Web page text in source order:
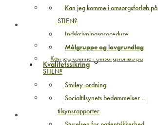
Kan jeg komme i omsorgsforløb på
STIEN?
Indskrivningsprocedure
Målgruppe og lovgrundlag
Kvalitetssikring
Smiley-ordning
Socialtilsynets bedømmelser –
tilsynsrapporter
Familiekursus
Omsorgstilbud
Omsorgsforløb
Kan jeg komme i omsorgsforløb på
STIEN?
Indskrivningsprocedure
Målgruppe og lovgrundlag
Kvalitetssikring